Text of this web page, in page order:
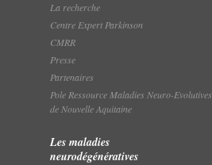
La recherche
Centre Expert Parkinson
CMRR
Presse
Partenaires
Pole Ressource Maladies Neuro-Evolutives
de Nouvelle Aquitaine
Les maladies
neurodégénératives